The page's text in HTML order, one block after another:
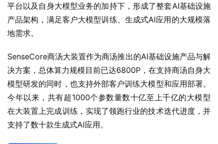
平台以及自身大模型业务的加持下，形成了整套AI基础设施
产品架构，满足客户大模型训练、生成式AI应用的大规模落
地需求。
SenseCore商汤大装置作为商汤推出的AI基础设施产品与解
决方案，总体算力规模目前已达6800P，在支持商汤自身大
模型研发的同时，也支持外部客户训练大模型和应用部署。
今年以来，共有超1000个参数量数十亿至上千亿的大模型
在大装置上完成训练，实现了领跑行业的技术迭代进度，并
支持了数十款生成式AI应用。